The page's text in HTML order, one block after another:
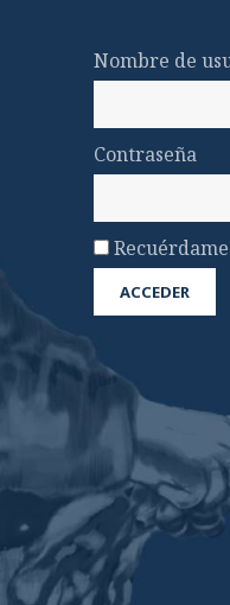
Nombre de
Contraseña
Recuérdame